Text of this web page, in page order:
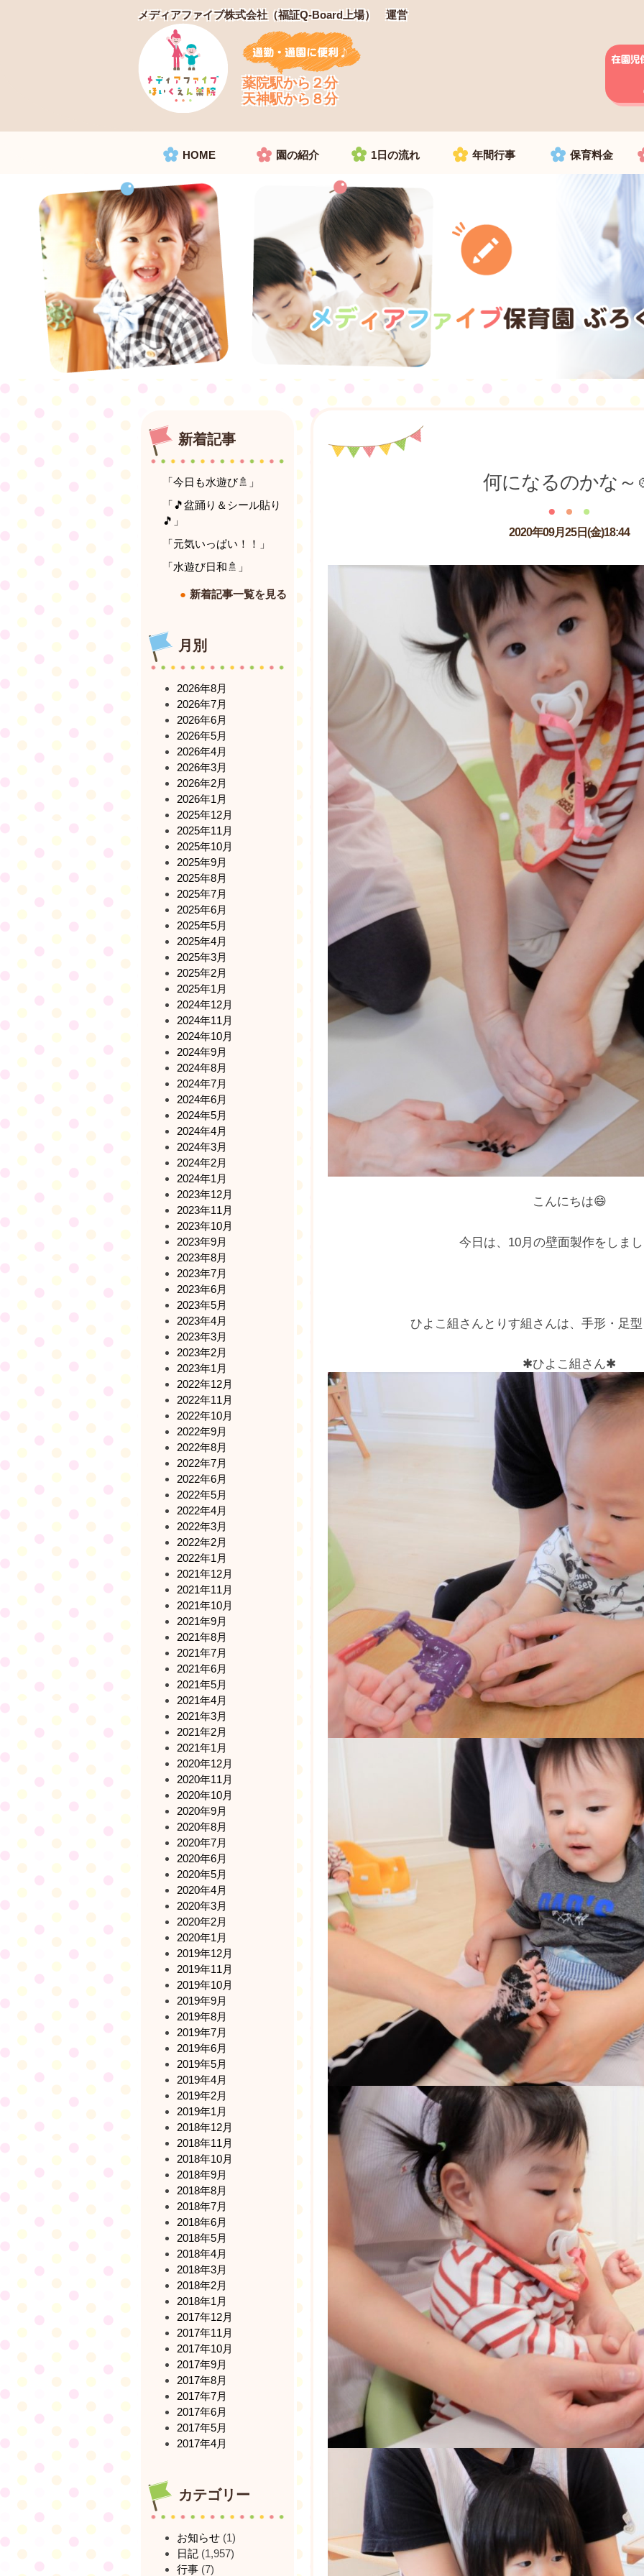
メディアファイブ株式会社（福証Q-Board上場） 運営
薬院駅から２分
天神駅から８分
HOME 園の紹介 1日の流れ 年間行事 保育料金
何になるのかな～
2020年09月25日(金)18:44
こんにちは😄
今日は、10月の壁面製作をしま
ひよこ組さんとりす組さんは、手形・足
✱ひよこ組さん✱
新着記事
「今日も水遊び🚿」
「🎵盆踊り＆シール貼り
🎵」
「元気いっぱい！！」
「水遊び日和🚿」
新着記事一覧を見る
月別
2026年8月
2026年7月
2026年6月
2026年5月
2026年4月
2026年3月
2026年2月
2026年1月
2025年12月
2025年11月
2025年10月
2025年9月
2025年8月
2025年7月
2025年6月
2025年5月
2025年4月
2025年3月
2025年2月
2025年1月
2024年12月
2024年11月
2024年10月
2024年9月
2024年8月
2024年7月
2024年6月
2024年5月
2024年4月
2024年3月
2024年2月
2024年1月
2023年12月
2023年11月
2023年10月
2023年9月
2023年8月
2023年7月
2023年6月
2023年5月
2023年4月
2023年3月
2023年2月
2023年1月
2022年12月
2022年11月
2022年10月
2022年9月
2022年8月
2022年7月
2022年6月
2022年5月
2022年4月
2022年3月
2022年2月
2022年1月
2021年12月
2021年11月
2021年10月
2021年9月
2021年8月
2021年7月
2021年6月
2021年5月
2021年4月
2021年3月
2021年2月
2021年1月
2020年12月
2020年11月
2020年10月
2020年9月
2020年8月
2020年7月
2020年6月
2020年5月
2020年4月
2020年3月
2020年2月
2020年1月
2019年12月
2019年11月
2019年10月
2019年9月
2019年8月
2019年7月
2019年6月
2019年5月
2019年4月
2019年2月
2019年1月
2018年12月
2018年11月
2018年10月
2018年9月
2018年8月
2018年7月
2018年6月
2018年5月
2018年4月
2018年3月
2018年2月
2018年1月
2017年12月
2017年11月
2017年10月
2017年9月
2017年8月
2017年7月
2017年6月
2017年5月
2017年4月
カテゴリー
お知らせ (1)
日記 (1,957)
行事 (7)